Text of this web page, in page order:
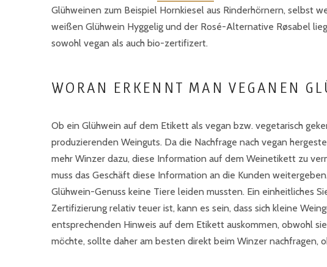
Glühweinen zum Beispiel Hornkiesel aus Rinderhörnern, selbst
weißen Glühwein Hyggelig und der Rosé-Alternative Røsabel
sowohl vegan als auch bio-zertifizert.
WORAN ERKENNT MAN VEGANEN
Ob ein Glühwein auf dem Etikett als vegan bzw. vegetarisch
produzierenden Weinguts. Da die Nachfrage nach vegan
mehr Winzer dazu, diese Information auf dem Weinetikett zu
muss das Geschäft diese Information an die Kunden
Glühwein-Genuss keine Tiere leiden mussten. Ein einheitliches
Zertifizierung relativ teuer ist, kann es sein, dass sich kleine
entsprechenden Hinweis auf dem Etikett auskommen, obwohl
möchte, sollte daher am besten direkt beim Winzer nachfragen,